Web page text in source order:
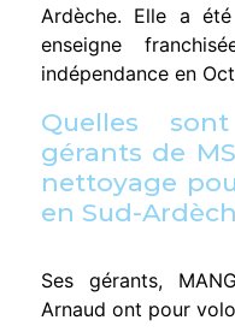
Ardèche. Elle a
enseigne
indépendance en
Quelles
gérants de
nettoyage
en Sud-
Ses gérants,
Arnaud ont pour